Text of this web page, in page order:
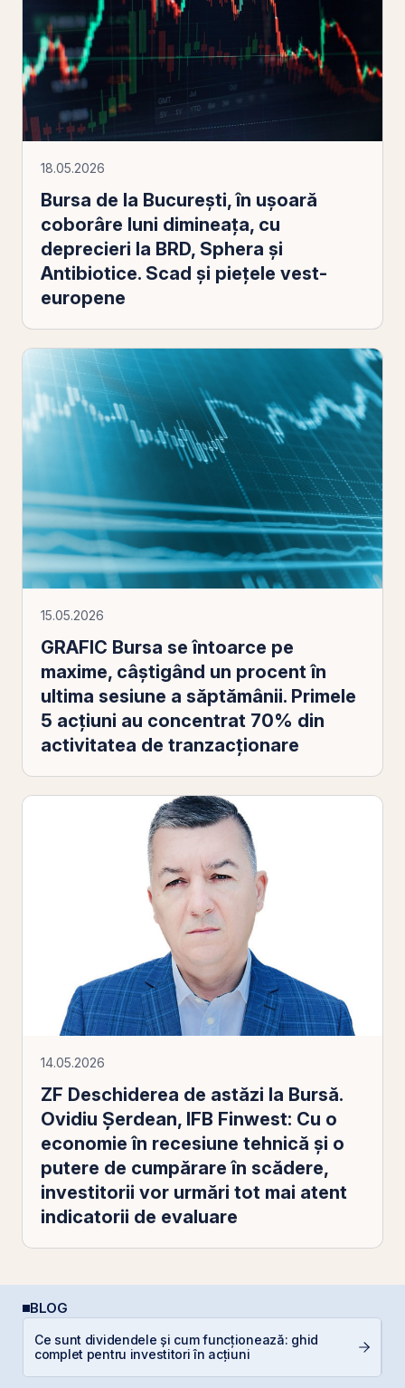
18.05.2026
Bursa de la Bucureşti, în uşoară
coborâre luni dimineaţa, cu
deprecieri la BRD, Sphera şi
Antibiotice. Scad şi pieţele vest-
europene
15.05.2026
GRAFIC Bursa se întoarce pe
maxime, câștigând un procent în
ultima sesiune a săptămânii. Primele
5 acțiuni au concentrat 70% din
activitatea de tranzacționare
14.05.2026
ZF Deschiderea de astăzi la Bursă.
Ovidiu Şerdean, IFB Finwest: Cu o
economie în recesiune tehnică şi o
putere de cumpărare în scădere,
investitorii vor urmări tot mai atent
indicatorii de evaluare
BLOG
Ce sunt dividendele și cum funcționează: ghid
complet pentru investitori în acțiuni